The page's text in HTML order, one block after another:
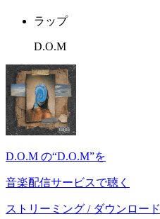
ラップ
D.O.M
D.O.M の“D.O.M”を
音楽配信サービスで聴く
ストリーミング / ダウンロード